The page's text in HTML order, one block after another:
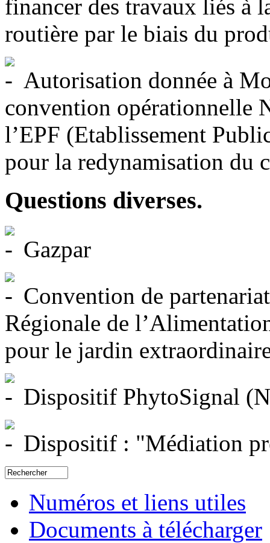
financer des travaux liés à
routière par le biais du
Autorisation donnée à
convention opérationnelle
l’EPF (Etablissement
pour la redynamisation du
Questions diverses.
Gazpar
Convention de
Régionale de
pour le jardin
Dispositif PhytoSignal
Dispositif : "Médiation
Numéros et liens utiles
Documents à télécharger